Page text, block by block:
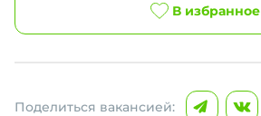
В избранное
Поделиться вакансией: